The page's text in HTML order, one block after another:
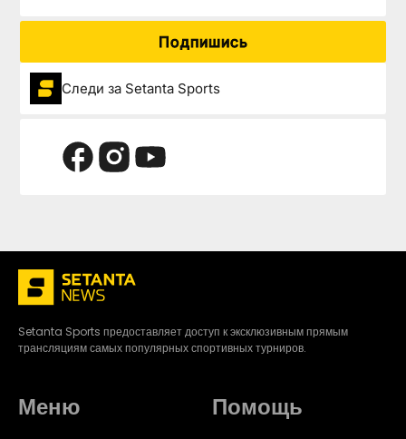
Подпишись
Следи за Setanta Sports
Setanta Sports предоставляет доступ к эксклюзивным прямым
трансляциям самых популярных спортивных турниров.
Меню Помощь